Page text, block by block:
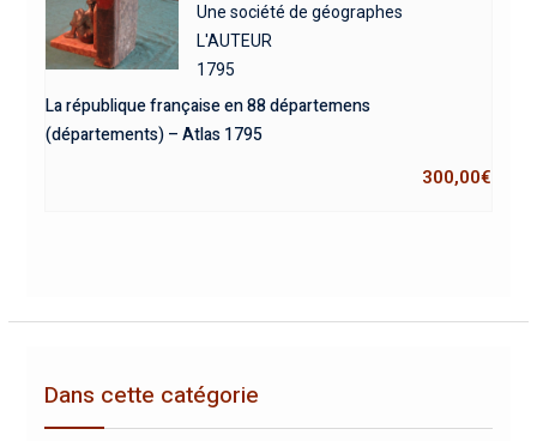
Une société de géographes
L'AUTEUR
1795
La république française en 88 départemens
(départements) – Atlas 1795
300,00€
Dans cette catégorie